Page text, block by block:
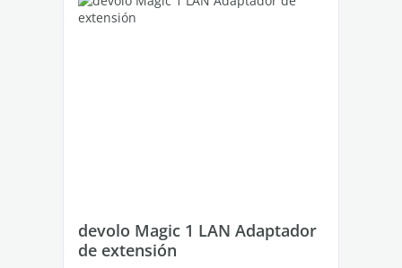
devolo Magic 1 LAN Adaptador
de extensión